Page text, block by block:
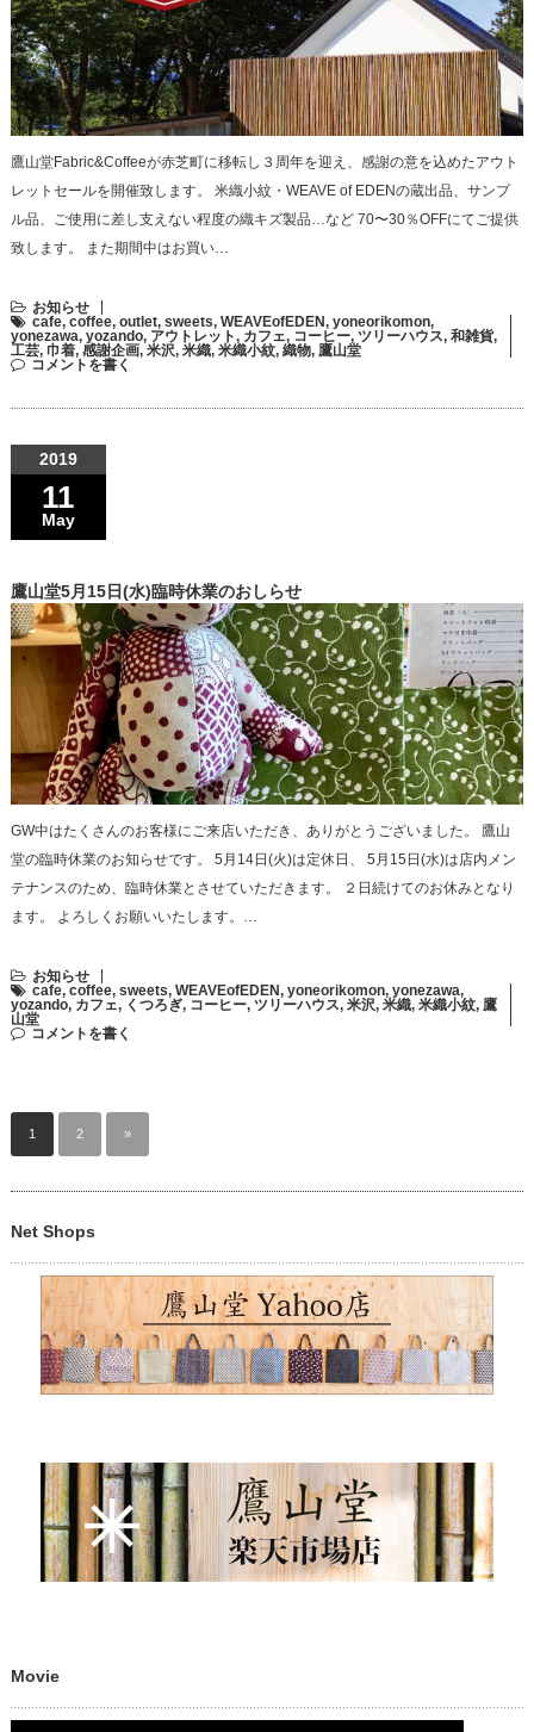
鷹山堂Fabric&Coffeeが赤芝町に移転し３周年を迎え、感謝の意を込めたアウト
レットセールを開催致します。 米織小紋・WEAVE of EDENの蔵出品、サンプ
ル品、ご使用に差し支えない程度の織キズ製品…など 70〜30％OFFにてご提供
致します。 また期間中はお買い…
お知らせ
cafe, coffee, outlet, sweets, WEAVEofEDEN, yoneorikomon,
yonezawa, yozando, アウトレット, カフェ, コーヒー, ツリーハウス, 和雑貨,
工芸, 巾着, 感謝企画, 米沢, 米織, 米織小紋, 織物, 鷹山堂
コメントを書く
2019
11
May
鷹山堂5月15日(水)臨時休業のおしらせ
GW中はたくさんのお客様にご来店いただき、ありがとうございました。 鷹山
堂の臨時休業のお知らせです。 5月14日(火)は定休日、 5月15日(水)は店内メン
テナンスのため、臨時休業とさせていただきます。 ２日続けてのお休みとなり
ます。 よろしくお願いいたします。…
お知らせ
cafe, coffee, sweets, WEAVEofEDEN, yoneorikomon, yonezawa,
yozando, カフェ, くつろぎ, コーヒー, ツリーハウス, 米沢, 米織, 米織小紋, 鷹
山堂
コメントを書く
1 2 »
Net Shops
Movie